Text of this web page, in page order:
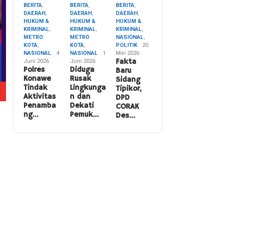
BERITA,
DAERAH,
HUKUM &
KRIMINAL,
METRO
KOTA,
NASIONAL
4
Juni 2026
Polres
Konawe
Tindak
Aktivitas
Penamba
ng…
BERITA,
DAERAH,
HUKUM &
KRIMINAL,
METRO
KOTA,
NASIONAL
1
Juni 2026
Diduga
Rusak
Lingkunga
n dan
Dekati
Pemuk…
BERITA,
DAERAH,
HUKUM &
KRIMINAL,
NASIONAL,
POLITIK
20
Mei 2026
Fakta
Baru
Sidang
Tipikor,
DPD
CORAK
Des…